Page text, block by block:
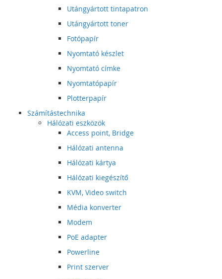
Utángyártott tintapatron
Utángyártott toner
Fotópapír
Nyomtató készlet
Nyomtató címke
Nyomtatópapír
Plotterpapír
Számítástechnika
Hálózati eszközök
Access point, Bridge
Hálózati antenna
Hálózati kártya
Hálózati kiegészítő
KVM, Video switch
Média konverter
Modem
PoE adapter
Powerline
Print szerver